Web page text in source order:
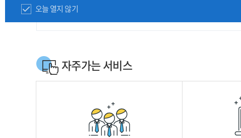
오늘 열지 않기경상북도 중대재해 예방 사각지대 해소 지원사업 모집공고
자주가는 서비스